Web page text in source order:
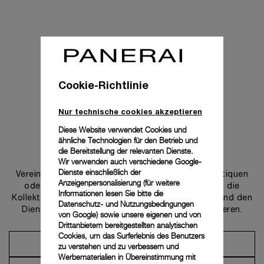
Uns kontaktieren
Vereinbaren Sie einen Termin in einer unserer Boutiquen
oder wenden Sie sich an unseren Concierge, um die
Kollektionen zu entdecken und von der Beratung und den
Dienstleistungen unserer Botschafter zu profitieren.
Einen Termin vereinbaren
Cookie-Richtlinie
Nur technische cookies akzeptieren
Diese Website verwendet Cookies und
ähnliche Technologien für den Betrieb und
die Bereitstellung der relevanten Dienste.
Wir verwenden auch verschiedene Google-
Dienste einschließlich der
Anzeigenpersonalisierung (für weitere
Informationen lesen Sie bitte die
Datenschutz- und Nutzungsbedingungen
von Google) sowie unsere eigenen und von
Drittanbietern bereitgestellten analytischen
Cookies, um das Surferlebnis des Benutzers
zu verstehen und zu verbessern und
Werbematerialien in Übereinstimmung mit